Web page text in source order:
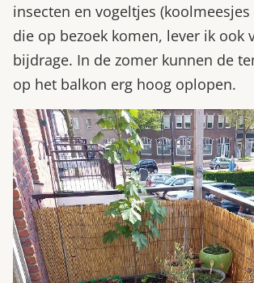
insecten en vogeltjes
die op bezoek komen, lever ik ook
bijdrage. In de zomer kunnen de
op het balkon erg hoog oplopen.